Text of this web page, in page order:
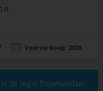
Voorverkoop: 2026
de regio Bloemendaal